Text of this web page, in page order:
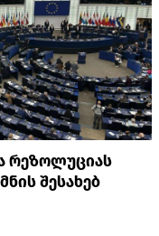
რეზოლუციას
შესახებ